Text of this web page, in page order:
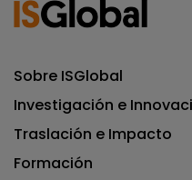
Sobre ISGlobal
Investigación e
Traslación e Impacto
Formación